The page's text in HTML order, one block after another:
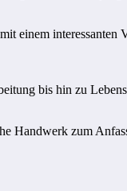
einem interessanten
bis hin zu
Handwerk zum